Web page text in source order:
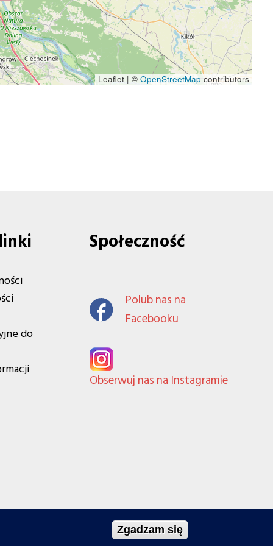
Zgadzam się
Leaflet | ©OpenStreetMap contributors
do
Społeczność
Polub nas na
Facebooku
Obserwuj nas na Instagramie
Projekt i wykonanie: